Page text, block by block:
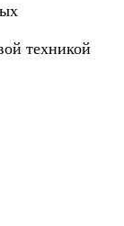
техникой